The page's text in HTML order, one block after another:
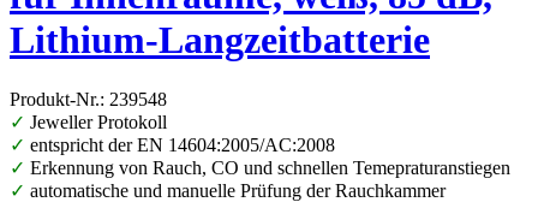
Lithium-Langzeitbatterie
Produkt-Nr.: 239548
✓ Jeweller Protokoll
✓ entspricht der EN 14604:2005/AC:2008
✓ Erkennung von Rauch, CO und schnellen Temepraturanstiegen
✓ automatische und manuelle Prüfung der Rauchkammer